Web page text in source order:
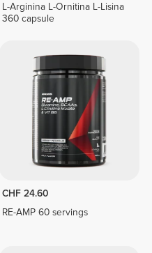
L-Arginina L-Ornitina L-Lisina
360 capsule
CHF 24.60
RE-AMP 60 servings